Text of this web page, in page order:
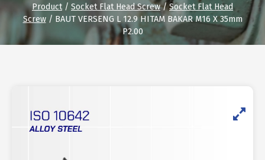
Product/ Socket Flat Head Screw/Socket Flat Head
Screw/ BAUT VERSENG L 12.9 HITAM BAKAR M16 X 35mm
P2.00